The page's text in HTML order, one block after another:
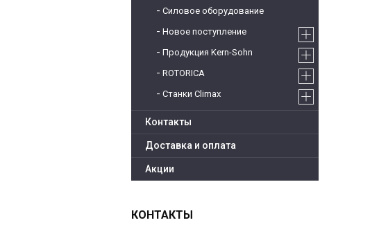
Силовое оборудование
Новое поступление
Продукция Kern-Sohn
ROTORICA
Станки Climax
Контакты
Доставка и оплата
Акции
КОНТАКТЫ